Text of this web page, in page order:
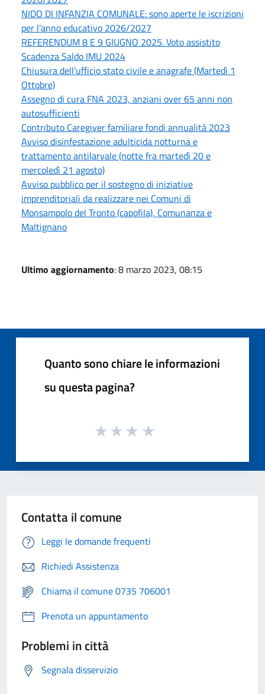
NIDO DI INFANZIA COMUNALE: sono aperte le iscrizioni
per l'anno educativo 2026/2027
REFERENDUM 8 E 9 GIUGNO 2025. Voto assistito
Scadenza Saldo IMU 2024
Chiusura dell'ufficio stato civile e anagrafe (Martedì 1
Ottobre)
Assegno di cura FNA 2023, anziani over 65 anni non
autosufficienti
Contributo Caregiver familiare fondi annualità 2023
Avviso disinfestazione adulticida notturna e
trattamento antilarvale (notte fra martedì 20 e
mercoledì 21 agosto)
Avviso pubblico per il sostegno di iniziative
imprenditoriali da realizzare nei Comuni di
Monsampolo del Tronto (capofila), Comunanza e
Maltignano
Ultimo aggiornamento: 8 marzo 2023, 08:15
Quanto sono chiare le informazioni
su questa pagina?
Contatta il comune
Leggi le domande frequenti
Richiedi Assistenza
Chiama il comune 0735 706001
Prenota un appuntamento
Problemi in città
Segnala disservizio